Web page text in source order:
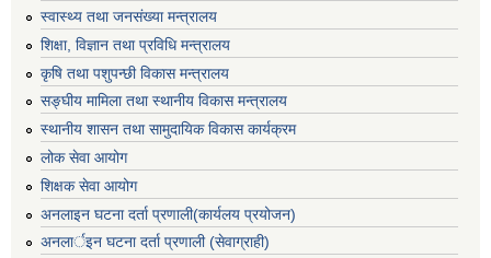
स्वास्थ्य तथा जनसंख्या मन्त्रालय
शिक्षा, विज्ञान तथा प्रविधि मन्त्रालय
कृषि तथा पशुपन्छी विकास मन्त्रालय
सङ्घीय मामिला तथा स्थानीय विकास मन्त्रालय
स्थानीय शासन तथा सामुदायिक विकास कार्यक्रम
लोक सेवा आयोग
शिक्षक सेवा आयोग
अनलाइन घटना दर्ता प्रणाली(कार्यलय प्रयोजन)
अनलार्इन घटना दर्ता प्रणाली (सेवाग्राही)